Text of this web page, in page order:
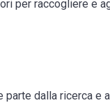
per raccogliere e
dalla ricerca e